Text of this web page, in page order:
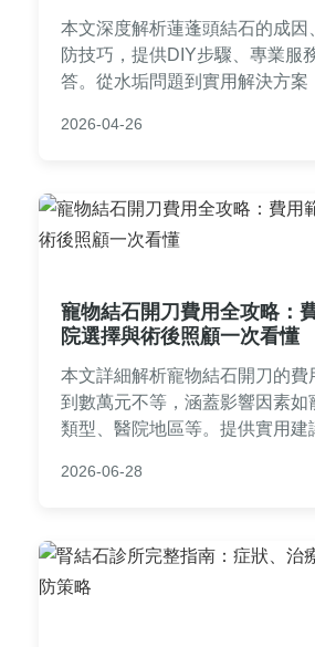
本文深度解析蓮蓬頭結石的成因
防技巧，提供DIY步驟、專業服
答。從水垢問題到實用解決方案
含個人經驗分享、成本分析和實
2026-04-26
寵物結石開刀費用全攻略：
院選擇與術後照顧一次看懂
本文詳細解析寵物結石開刀的費
到數萬元不等，涵蓋影響因素如
類型、醫院地區等。提供實用建
點，以及常見問答，幫助寵物主
2026-06-28